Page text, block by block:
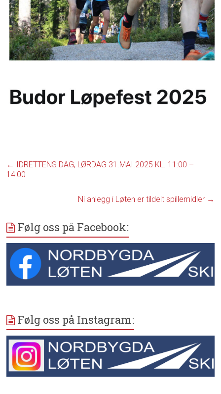
←
IDRETTENS DAG, LØRDAG 31.MAI.2025 KL. 11:00 –
14:00
Ni anlegg i Løten er tildelt spillemidler →
Følg oss på Facebook:
Følg oss på Instagram: